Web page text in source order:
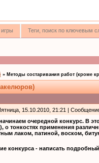
Теги, поиск по ключевым
» Методы состаривания работ (кроме
15.10.2010, 21:21 |
очередной конкурс. В
о тонкостях применения
лаком, патиной, воском,
конкурса - написать